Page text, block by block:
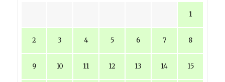
1
2 3 4 5 6 7 8
9 10 11 12 13 14 15